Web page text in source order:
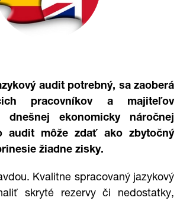
audit potrebný, sa zaoberá
pracovníkov a majiteľov
dnešnej ekonomicky náročnej
audit môže zdať ako zbytočný
žiadne zisky.
Kvalitne spracovaný jazykový
skryté rezervy či nedostatky,